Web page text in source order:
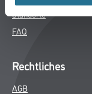
Standorte
FAQ
Rechtliches
AGB